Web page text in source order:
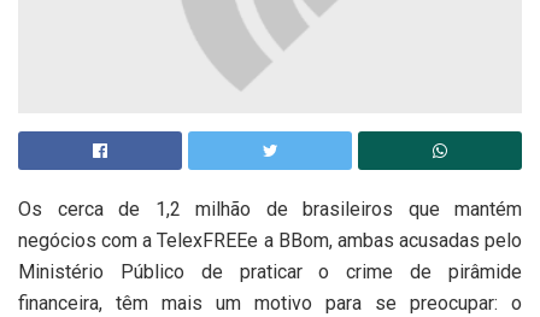
Os cerca de 1,2 milhão de brasileiros que mantém
negócios com a TelexFREEe a BBom, ambas acusadas pelo
Ministério Público de praticar o crime de pirâmide
financeira, têm mais um motivo para se preocupar: o